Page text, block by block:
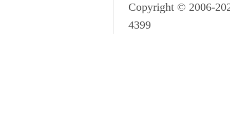
Copyright © 2006-
4399